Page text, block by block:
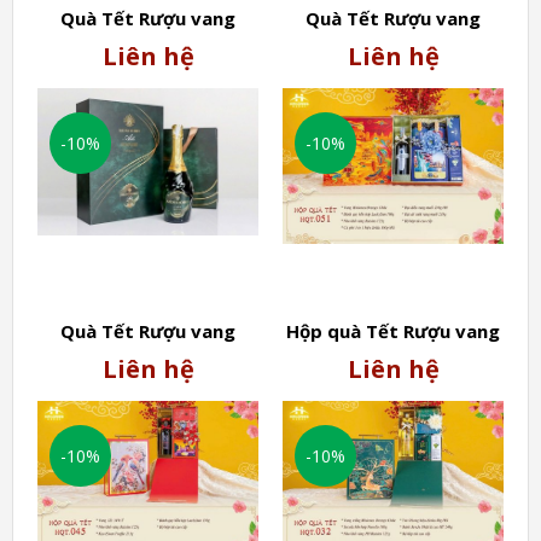
Chile, chai rượu vang này chinh phục người thưởng
thức bằng thiết kế sang trọng với màu đỏ ruby rực rỡ.
Đây là biểu tượng của tình yêu và hạnh phúc đong
đầy. Về hương vị, rượu được làm từ giống nho
Cabernet Sauvignon, kết hợp tinh tế cùng gỗ sồi, dâu
tây, đinh hương và mận chín, tạo nên trải nghiệm
phong phú, khó quên. Độ cồn 14% cân bằng hoàn hảo
giữa sự mạnh mẽ và dịu dàng, giúp rượu vang đỏ
đáng nhớ.
Quà Tết Rượu vang
2025 - 2 chai Vang trắng
Mondoro Ý
Liên hệ
Quà Tết Rượu vang
2025 - Vang Nổ
Moscato Black Diamond
Baglietti
Liên hệ
-10%
Quà Tết Rượu vang
2025 - Vang trắng
Mondoro Ý
Liên hệ
-10%
Hộp quà Tết Rượu vang
2025 HQT.051
Liên hệ
-10% -10%